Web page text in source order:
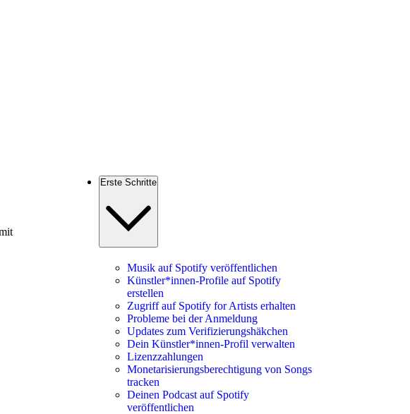
Erste Schritte
Musik auf Spotify veröffentlichen
Künstler*innen-Profile auf Spotify
erstellen
Zugriff auf Spotify for Artists erhalten
Probleme bei der Anmeldung
Updates zum Verifizierungshäkchen
Dein Künstler*innen-Profil verwalten
Lizenzzahlungen
Monetarisierungsberechtigung von Songs
tracken
Deinen Podcast auf Spotify
veröffentlichen